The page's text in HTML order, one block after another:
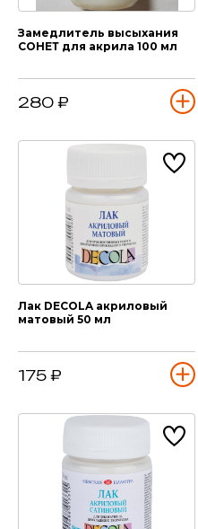
Замедлитель высыхания
СОНЕТ для акрила 100 мл
280 ₽
Лак DECOLA акриловый
матовый 50 мл
175 ₽